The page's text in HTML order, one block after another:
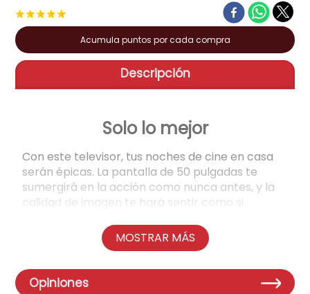
★★★★★
Acumula puntos por cada compra
Descripción
Solo lo mejor
Con este televisor, tus noches de cine en casa
serán épicas. La pantalla de 50 pulgadas te
sumergirá en la acción como nunca antes, y la
calidad de imagen te hará sentir como si
⚙️ Rendimiento y Software
Sistema Operativo:Interfaz inteligente
optimizada para una navegación intuitiva,
MOSTRAR MÁS
Opiniones
7. licuadora
8. neveras